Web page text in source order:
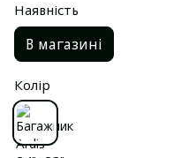
Наявність
В магазині
Колір